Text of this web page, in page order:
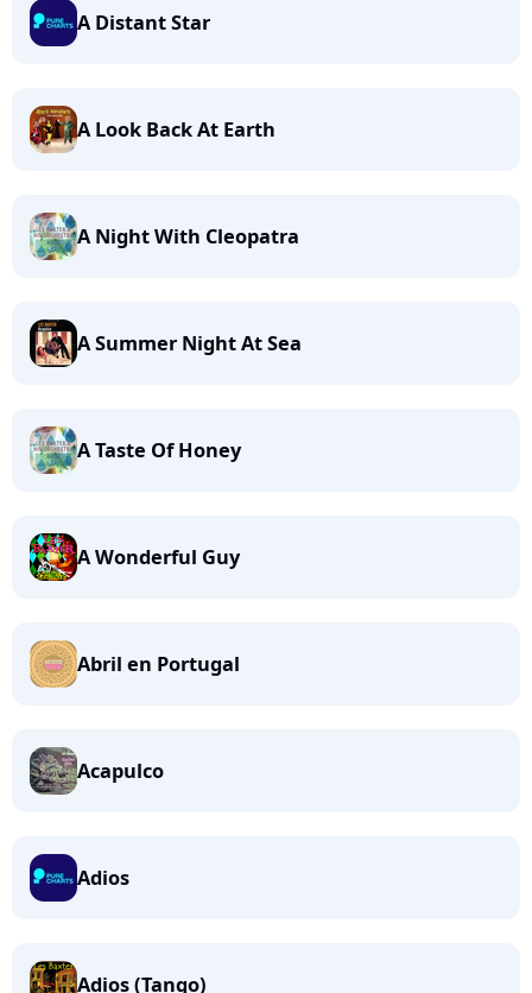
A Distant Star
A Look Back At Earth
A Night With Cleopatra
A Summer Night At Sea
A Taste Of Honey
A Wonderful Guy
Abril en Portugal
Acapulco
Adios
Adios (Tango)